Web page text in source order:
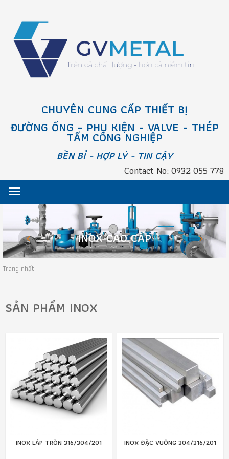
CHUYÊN CUNG CẤP THIẾT BỊ
ĐƯỜNG ỐNG - PHỤ KIỆN - VALVE - THÉP
TẤM CÔNG NGHIỆP
BỀN BỈ - HỢP LÝ - TIN CẬY
Contact No: 0932 055 778
INOX CAO CẤP
Trang nhất
SẢN PHẨM INOX
INOX LÁP TRÒN 316/304/201 INOX ĐẶC VUÔNG 304/316/201